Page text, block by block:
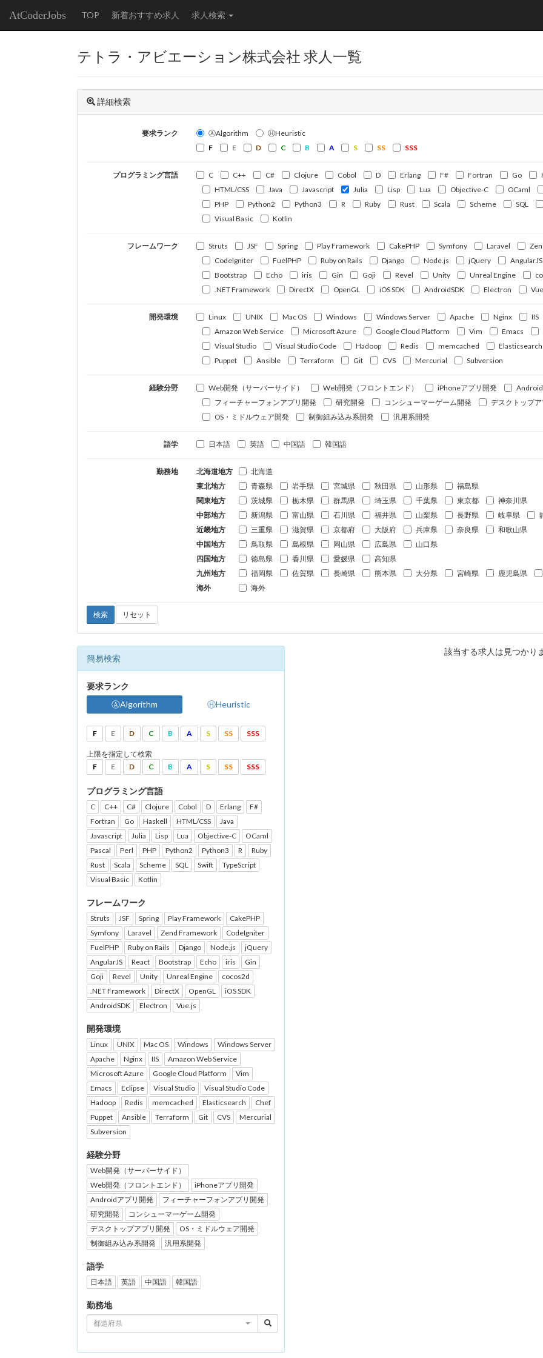
AtCoderJobs TOP 新着おすすめ求人 求人検索
テトラ・アビエーション株式会社 求人一覧
詳細検索
要求ランク ⒶAlgorithm
ⒽHeuristic
F
E D C B A S SS SSS
プログラミング言語 C C++ C# Clojure Cobol D Erlang F# Fortran Go
HTML/CSS
Java Javascript Julia Lisp Lua Objective-C OCaml
PHP
Python2 Python3 R Ruby Rust Scala Scheme SQL
Visual Basic
Kotlin
フレームワーク Struts JSF Spring Play Framework CakePHP Symfony Laravel
CodeIgniter
FuelPHP Ruby on Rails Django Node.js jQuery AngularJS
Bootstrap
Echo iris Gin Goji Revel Unity Unreal Engine
.NET Framework
DirectX OpenGL iOS SDK AndroidSDK Electron
開発環境 Linux UNIX Mac OS Windows Windows Server Apache Nginx
IIS
Amazon Web Service
Microsoft Azure Google Cloud Platform Vim Emacs
Visual Studio
Visual Studio Code Hadoop Redis memcached Elasticsearch
Puppet
Ansible Terraform Git CVS Mercurial Subversion
経験分野 Web開発（サーバーサイド） Web開発（フロントエンド） iPhoneアプリ開発
フィーチャーフォンアプリ開発
研究開発 コンシューマーゲーム開発
デスクトップ
OS・ミドルウェア開発
制御組み込み系開発 汎用系開発
語学 日本語 英語 中国語 韓国語
勤務地 北海道地方
北海道
東北地方
青森県 岩手県 宮城県 秋田県 山形県
福島県
関東地方
茨城県 栃木県 群馬県 埼玉県 千葉県 東京都
神奈川県
中部地方
新潟県 富山県 石川県 福井県 山梨県 長野県 岐阜県
近畿地方
三重県 滋賀県 京都府 大阪府 兵庫県 奈良県
和歌山県
中国地方
鳥取県 島根県 岡山県 広島県
山口県
四国地方
徳島県 香川県 愛媛県
高知県
九州地方
福岡県 佐賀県 長崎県 熊本県 大分県 宮崎県 鹿児島県
海外
海外
検索 リセット
簡易検索
要求ランク
ⒶAlgorithm
ⒽHeuristic
F E D C B A S SS SSS
上限を指定して検索
F
E D C B A S SS SSS
プログラミング言語
C C++ C# Clojure Cobol D Erlang
F#
Fortran
Go Haskell HTML/CSS
Java
Javascript
Julia Lisp Lua Objective-C
OCaml
Pascal
Perl PHP Python2 Python3 R
Ruby
Rust
Scala Scheme SQL Swift
TypeScript
Visual Basic
Kotlin
フレームワーク
Struts JSF Spring Play Framework
CakePHP
Symfony
Laravel Zend Framework
CodeIgniter
FuelPHP
Ruby on Rails Django Node.js
jQuery
AngularJS
React Bootstrap Echo iris
Gin
Goji
Revel Unity Unreal Engine
cocos2d
.NET Framework
DirectX OpenGL
iOS SDK
AndroidSDK
Electron Vue.js
開発環境
Linux UNIX Mac OS Windows
Windows Server
Apache
Nginx IIS
Amazon Web Service
Microsoft Azure
Google Cloud Platform
Vim
Emacs
Eclipse Visual Studio
Visual Studio Code
Hadoop
Redis memcached Elasticsearch
Chef
Puppet
Ansible Terraform Git CVS
Mercurial
Subversion
経験分野
Web開発（サーバーサイド）
Web開発（フロントエンド）
iPhoneアプリ開発
Androidアプリ開発
フィーチャーフォンアプリ開発
研究開発
コンシューマーゲーム開発
デスクトップアプリ開発
OS・ミドルウェア開発
制御組み込み系開発
汎用系開発
語学
日本語 英語 中国語 韓国語
勤務地
都道府県
該当する求人は見つかり